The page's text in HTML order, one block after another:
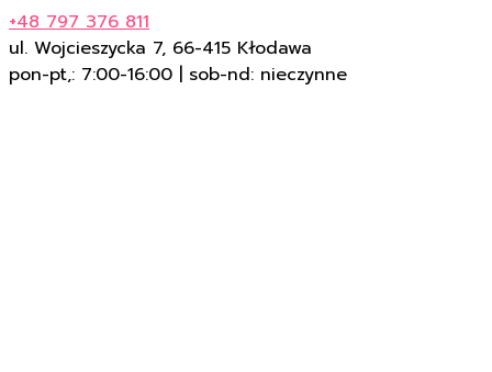
+48 797 376 811
ul. Wojcieszycka 7, 66-415 Kłodawa
pon-pt,: 7:00-16:00 | sob-nd: nieczynne